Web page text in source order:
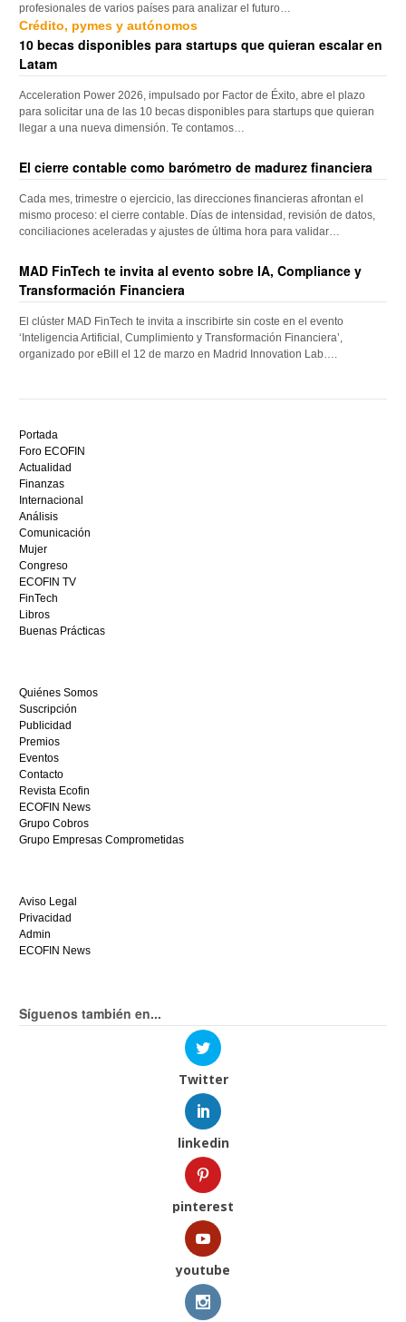
profesionales de varios países para analizar el futuro…
Crédito, pymes y autónomos
10 becas disponibles para startups que quieran escalar en
Latam
Acceleration Power 2026, impulsado por Factor de Éxito, abre el plazo
para solicitar una de las 10 becas disponibles para startups que quieran
llegar a una nueva dimensión. Te contamos…
El cierre contable como barómetro de madurez financiera
Cada mes, trimestre o ejercicio, las direcciones financieras afrontan el
mismo proceso: el cierre contable. Días de intensidad, revisión de datos,
conciliaciones aceleradas y ajustes de última hora para validar…
MAD FinTech te invita al evento sobre IA, Compliance y
Transformación Financiera
El clúster MAD FinTech te invita a inscribirte sin coste en el evento
‘Inteligencia Artificial, Cumplimiento y Transformación Financiera’,
organizado por eBill el 12 de marzo en Madrid Innovation Lab….
mejor
bono
sin
depósito
casino
en
España,
visita
este
sitio
restaurantedonmauro.es
y
hoy
mismo.
Portada
Foro ECOFIN
Actualidad
Finanzas
Internacional
Análisis
Comunicación
Mujer
Congreso
ECOFIN TV
FinTech
Libros
Buenas Prácticas
Quiénes Somos
Suscripción
Publicidad
Premios
Eventos
Contacto
Revista Ecofin
ECOFIN News
Grupo Cobros
Grupo Empresas Comprometidas
Aviso Legal
Privacidad
Admin
ECOFIN News
Síguenos también en...
Twitter
linkedin
pinterest
youtube